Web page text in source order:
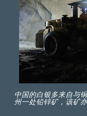
中国的白银多来自与
州一处铅锌矿，该矿